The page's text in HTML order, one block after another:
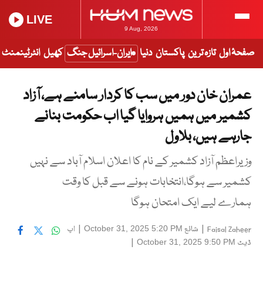
9 Aug, 2026
LIVE
صفحۂ اول تازہ ترین پاکستان دنیا ایران-اسرائیل جنگ کھیل انٹرٹینمنٹ
عمران خان دور میں سب کا کردار سامنے ہے، آزاد
کشمیر میں ہمیں ہروایا گیا اب حکومت بنانے
جارہے ہیں، بلاول
وزیراعظم آزاد کشمیر کے نام کا اعلان اسلام آباد سے نہیں
کشمیر سے ہوگا،انتخابات ہونے سے قبل کا وقت
ہمارے لیے ایک امتحان ہوگا
Faisal Zaheer
| شائع October 31, 2025 5:20 PM
| اپ
ڈیٹ October 31, 2025 9:50 PM
|